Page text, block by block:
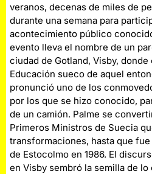
veranos, decenas de miles de
durante una semana para
acontecimiento público
evento lleva el nombre de un
ciudad de Gotland, Visby,
Educación sueco de aquel
pronunció uno de los
por los que se hizo conocido,
de un camión. Palme se
Primeros Ministros de Suecia
transformaciones, hasta que
de Estocolmo en 1986. El
en Visby sembró la semilla de lo